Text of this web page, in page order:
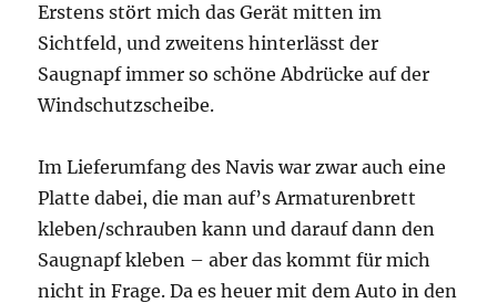
Erstens stört mich das Gerät mitten im
Sichtfeld, und zweitens hinterlässt der
Saugnapf immer so schöne Abdrücke auf der
Windschutzscheibe.
Im Lieferumfang des Navis war zwar auch eine
Platte dabei, die man auf’s Armaturenbrett
kleben/schrauben kann und darauf dann den
Saugnapf kleben – aber das kommt für mich
nicht in Frage. Da es heuer mit dem Auto in den